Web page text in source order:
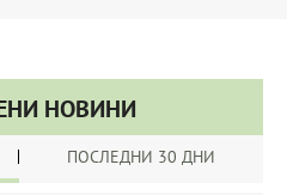
НОВИНИ
ПОСЛЕДНИ 30 ДНИ